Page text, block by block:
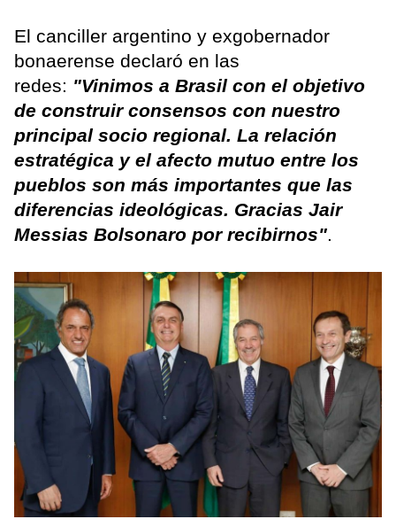
El canciller argentino y exgobernador
bonaerense declaró en las
redes: "Vinimos a Brasil con el objetivo
de construir consensos con nuestro
principal socio regional. La relación
estratégica y el afecto mutuo entre los
pueblos son más importantes que las
diferencias ideológicas. Gracias Jair
Messias Bolsonaro por recibirnos".